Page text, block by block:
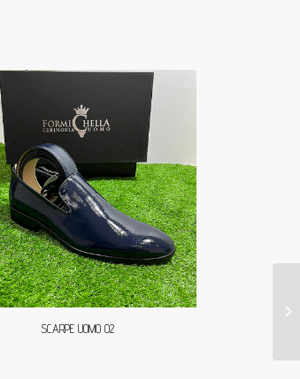
SCARPE UOMO 02